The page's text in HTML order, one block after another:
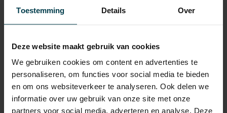
Toestemming Details Over
Deze website maakt gebruik van cookies
We gebruiken cookies om content en advertenties te
personaliseren, om functies voor social media te bieden
en om ons websiteverkeer te analyseren. Ook delen we
informatie over uw gebruik van onze site met onze
partners voor social media, adverteren en analyse. Deze
APK
tot 04-07-2029
Onderhoudsboekje
Gemiddeld verbruik
5.6 L/100KM
Wegenbelasting min
€ 145 /kwartaal